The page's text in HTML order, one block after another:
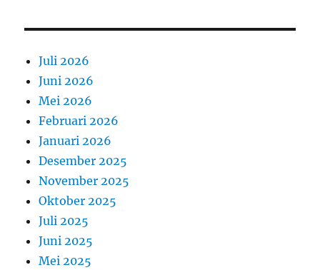
Juli 2026
Juni 2026
Mei 2026
Februari 2026
Januari 2026
Desember 2025
November 2025
Oktober 2025
Juli 2025
Juni 2025
Mei 2025